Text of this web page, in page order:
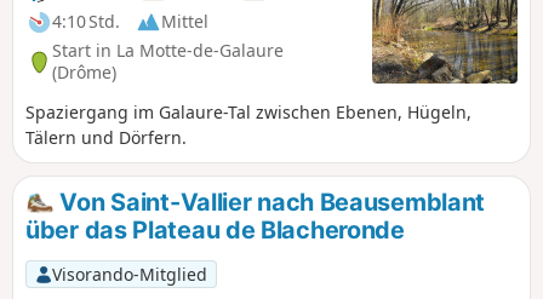
4:10 Std.
Mittel
Start in La Motte-de-Galaure
(Drôme)
Spaziergang im Galaure-Tal zwischen Ebenen, Hügeln,
Tälern und Dörfern.
Von Saint-Vallier nach Beausemblant
über das Plateau de Blacheronde
Visorando-Mitglied